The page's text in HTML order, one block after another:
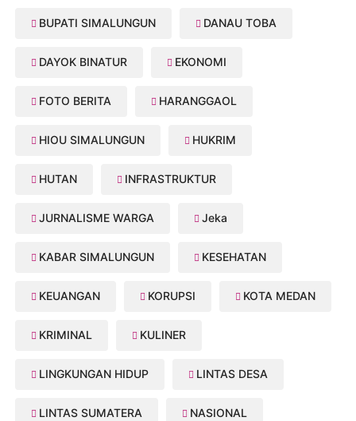
BUPATI SIMALUNGUN DANAU TOBA
DAYOK BINATUR EKONOMI
FOTO BERITA HARANGGAOL
HIOU SIMALUNGUN HUKRIM
HUTAN INFRASTRUKTUR
JURNALISME WARGA Jeka
KABAR SIMALUNGUN KESEHATAN
KEUANGAN KORUPSI KOTA MEDAN
KRIMINAL KULINER
LINGKUNGAN HIDUP LINTAS DESA
LINTAS SUMATERA NASIONAL